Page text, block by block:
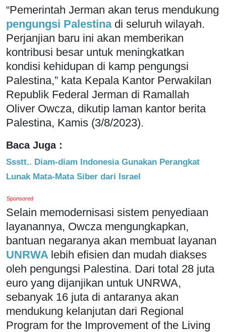
“Pemerintah Jerman akan terus mendukung
pengungsi Palestina di seluruh wilayah.
Perjanjian baru ini akan memberikan
kontribusi besar untuk meningkatkan
kondisi kehidupan di kamp pengungsi
Palestina,” kata Kepala Kantor Perwakilan
Republik Federal Jerman di Ramallah
Oliver Owcza, dikutip laman kantor berita
Palestina, Kamis (3/8/2023).
Baca Juga :
Ssstt.. Diam-diam Indonesia Gunakan Perangkat
Lunak Mata-Mata Siber dari Israel
Sponsored
Selain memodernisasi sistem penyediaan
layanannya, Owcza mengungkapkan,
bantuan negaranya akan membuat layanan
UNRWA lebih efisien dan mudah diakses
oleh pengungsi Palestina. Dari total 28 juta
euro yang dijanjikan untuk UNRWA,
sebanyak 16 juta di antaranya akan
mendukung kelanjutan dari Regional
Program for the Improvement of the Living